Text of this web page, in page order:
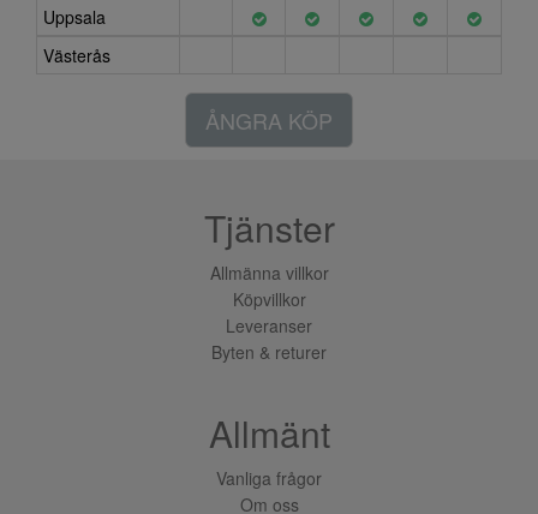
Uppsala
Västerås
ÅNGRA KÖP
Tjänster
Allmänna villkor
Köpvillkor
Leveranser
Byten & returer
Allmänt
Vanliga frågor
Om oss